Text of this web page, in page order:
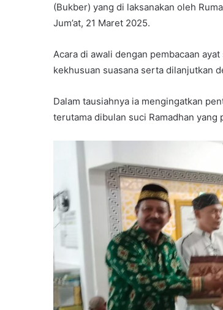
(Bukber) yang di laksanakan oleh
Jum’at, 21 Maret 2025.
Acara di awali dengan pembacaan
kekhusuan suasana serta dilanjutkan
Dalam tausiahnya ia mengingatkan
terutama dibulan suci Ramadhan yang